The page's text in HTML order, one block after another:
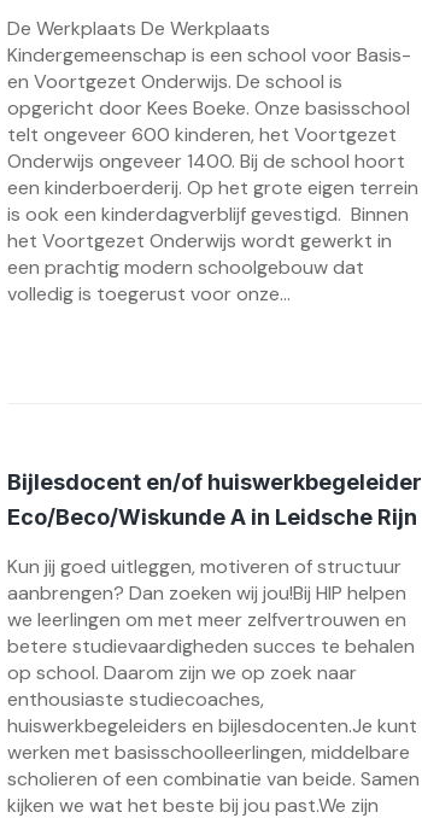
De Werkplaats De Werkplaats
Kindergemeenschap is een school voor Basis-
en Voortgezet Onderwijs. De school is
opgericht door Kees Boeke. Onze basisschool
telt ongeveer 600 kinderen, het Voortgezet
Onderwijs ongeveer 1400. Bij de school hoort
een kinderboerderij. Op het grote eigen terrein
is ook een kinderdagverblijf gevestigd. Binnen
het Voortgezet Onderwijs wordt gewerkt in
een prachtig modern schoolgebouw dat
volledig is toegerust voor onze...
Bijlesdocent en/of huiswerkbegeleider
Eco/Beco/Wiskunde A in Leidsche Rijn
Kun jij goed uitleggen, motiveren of structuur
aanbrengen? Dan zoeken wij jou!Bij HIP helpen
we leerlingen om met meer zelfvertrouwen en
betere studievaardigheden succes te behalen
op school. Daarom zijn we op zoek naar
enthousiaste studiecoaches,
huiswerkbegeleiders en bijlesdocenten.Je kunt
werken met basisschoolleerlingen, middelbare
scholieren of een combinatie van beide. Samen
kijken we wat het beste bij jou past.We zijn